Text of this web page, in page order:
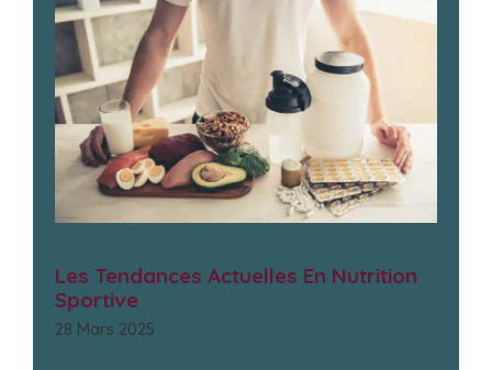
Les Tendances Actuelles En Nutrition
Sportive
28 Mars 2025